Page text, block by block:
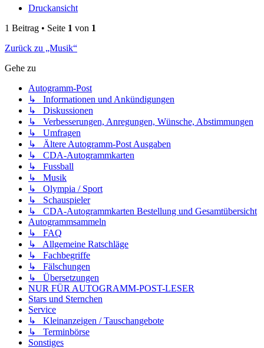
Druckansicht
1 Beitrag • Seite 1 von 1
Zurück zu „Musik“
Gehe zu
Autogramm-Post
↳ Informationen und Ankündigungen
↳ Diskussionen
↳ Verbesserungen, Anregungen, Wünsche, Abstimmungen
↳ Umfragen
↳ Ältere Autogramm-Post Ausgaben
↳ CDA-Autogrammkarten
↳ Fussball
↳ Musik
↳ Olympia / Sport
↳ Schauspieler
↳ CDA-Autogrammkarten Bestellung und Gesamtübersicht
Autogrammsammeln
↳ FAQ
↳ Allgemeine Ratschläge
↳ Fachbegriffe
↳ Fälschungen
↳ Übersetzungen
NUR FÜR AUTOGRAMM-POST-LESER
Stars und Sternchen
Service
↳ Kleinanzeigen / Tauschangebote
↳ Terminbörse
Sonstiges